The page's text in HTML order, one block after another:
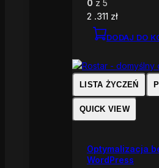
0 z 5
2 .311 zł
DODAJ DO
LISTA ŻYCZEŃ
QUICK VIEW
Optymalizacja
WordPress